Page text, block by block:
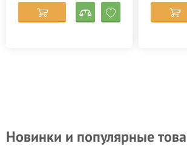
Новинки и популярные